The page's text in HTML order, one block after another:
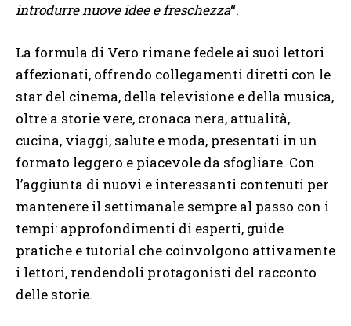
introdurre nuove idee e freschezza“.
La formula di Vero rimane fedele ai suoi lettori
affezionati, offrendo collegamenti diretti con le
star del cinema, della televisione e della musica,
oltre a storie vere, cronaca nera, attualità,
cucina, viaggi, salute e moda, presentati in un
formato leggero e piacevole da sfogliare. Con
l’aggiunta di nuovi e interessanti contenuti per
mantenere il settimanale sempre al passo con i
tempi: approfondimenti di esperti, guide
pratiche e tutorial che coinvolgono attivamente
i lettori, rendendoli protagonisti del racconto
delle storie.